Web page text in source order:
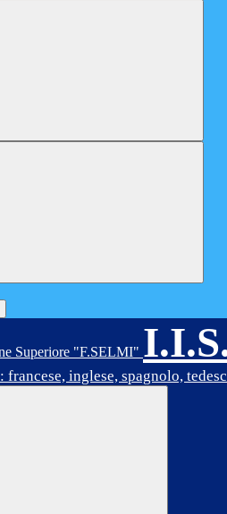
: francese, inglese, spagnolo,